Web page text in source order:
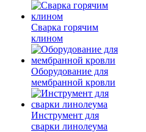
Сварка горячим
клином
Оборудование для
мембранной кровли
Инструмент для
сварки линолеума